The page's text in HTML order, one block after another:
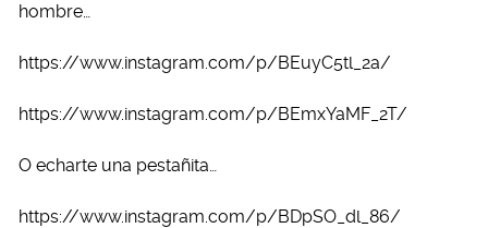
hombre…
https://www.instagram.com/p/BEuyC5tl_2a/
https://www.instagram.com/p/BEmxYaMF_2T/
O echarte una pestañita…
https://www.instagram.com/p/BDpSO_dl_86/